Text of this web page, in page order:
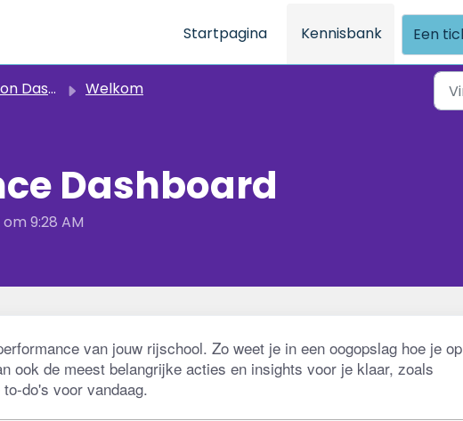
Startpagina Kennisbank Een
Welkom
Dashboard
9:28 AM
van jouw rijschool. Zo weet je in een oogopslag hoe je op
ook de meest belangrijke acties en insights voor je klaar, zoals
do's voor vandaag.